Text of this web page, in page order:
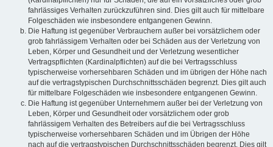
fahrlässiges Verhalten zurückzuführen sind. Dies gilt auch für mittelbare
Folgeschäden wie insbesondere entgangenen Gewinn.
Die Haftung ist gegenüber Verbrauchern außer bei vorsätzlichem oder
grob fahrlässigem Verhalten oder bei Schäden aus der Verletzung von
Leben, Körper und Gesundheit und der Verletzung wesentlicher
Vertragspflichten (Kardinalpflichten) auf die bei Vertragsschluss
typischerweise vorhersehbaren Schäden und im übrigen der Höhe nach
auf die vertragstypischen Durchschnittsschäden begrenzt. Dies gilt auch
für mittelbare Folgeschäden wie insbesondere entgangenen Gewinn.
Die Haftung ist gegenüber Unternehmern außer bei der Verletzung von
Leben, Körper und Gesundheit oder vorsätzlichem oder grob
fahrlässigem Verhalten des Betreibers auf die bei Vertragsschluss
typischerweise vorhersehbaren Schäden und im Übrigen der Höhe
nach auf die vertragstypischen Durchschnittsschäden begrenzt. Dies gilt